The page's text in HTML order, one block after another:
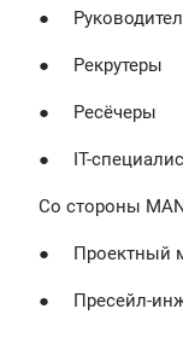
●
● Рекрутеры
● Ресёчеры
● IT-
Со стороны
● Проектный
● Пресейл-